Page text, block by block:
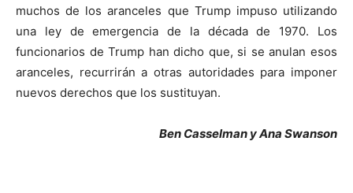
muchos de los aranceles que Trump impuso utilizando
una ley de emergencia de la década de 1970. Los
funcionarios de Trump han dicho que, si se anulan esos
aranceles, recurrirán a otras autoridades para imponer
nuevos derechos que los sustituyan.
Ben Casselman y Ana Swanson